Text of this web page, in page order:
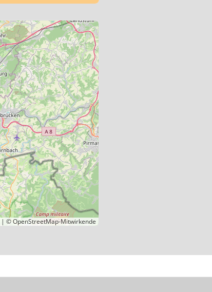
| © OpenStreetMap-Mitwirkende